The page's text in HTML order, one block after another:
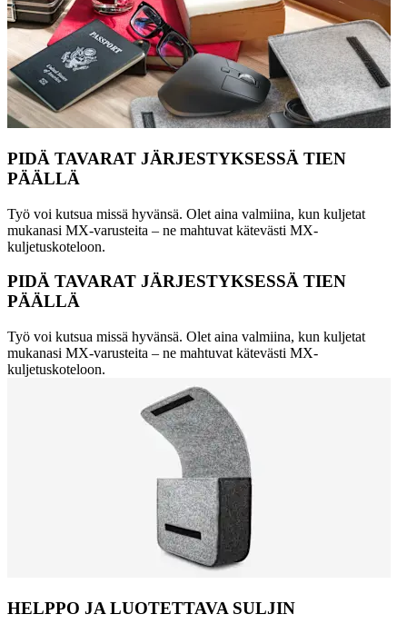
PIDÄ TAVARAT JÄRJESTYKSESSÄ TIEN
PÄÄLLÄ
Työ voi kutsua missä hyvänsä. Olet aina valmiina, kun kuljetat
mukanasi MX-varusteita – ne mahtuvat kätevästi MX-
kuljetuskoteloon.
PIDÄ TAVARAT JÄRJESTYKSESSÄ TIEN
PÄÄLLÄ
Työ voi kutsua missä hyvänsä. Olet aina valmiina, kun kuljetat
mukanasi MX-varusteita – ne mahtuvat kätevästi MX-
kuljetuskoteloon.
HELPPO JA LUOTETTAVA SULJIN